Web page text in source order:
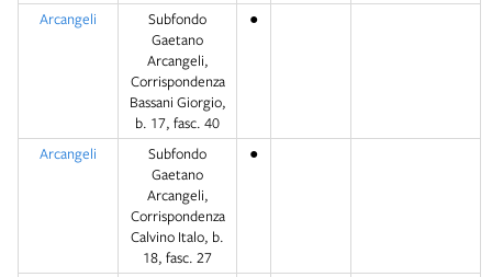
Arcangeli
Subfondo
Gaetano
Arcangeli,
Corrispondenza
Bassani Giorgio,
b. 17, fasc. 40
●
Arcangeli
Subfondo
Gaetano
Arcangeli,
Corrispondenza
Calvino Italo, b.
18, fasc. 27
●